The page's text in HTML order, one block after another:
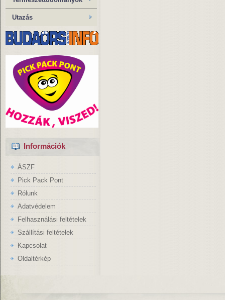
Utazás
Információk
ÁSZF
Pick Pack Pont
Rólunk
Adatvédelem
Felhasználási feltételek
Szállítási feltételek
Kapcsolat
Oldaltérkép